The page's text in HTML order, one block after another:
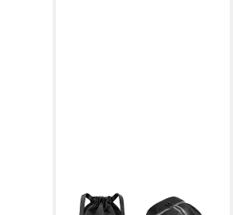
SPORT-KNIGHT®